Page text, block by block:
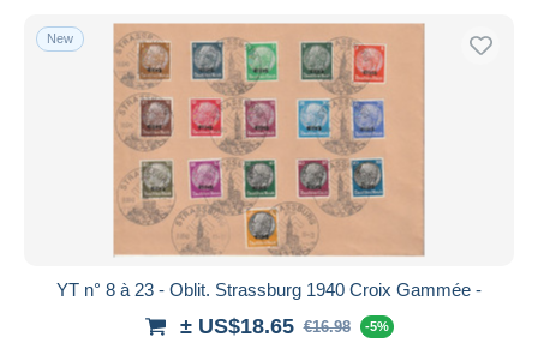
New
YT n° 8 à 23 - Oblit. Strassburg 1940 Croix Gammée -
± US$18.65 €16.98 -5%